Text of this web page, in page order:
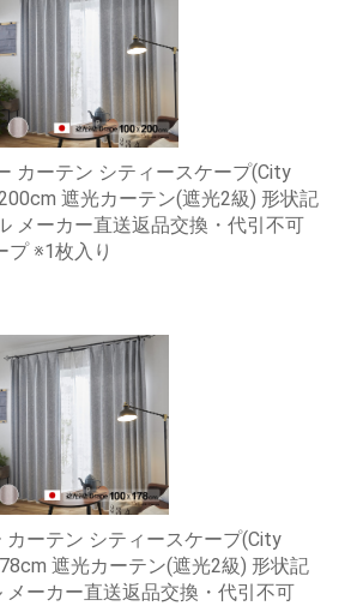
カーテン シティースケープ(City
遮光カーテン(遮光2級) 形状記
メーカー直送返品交換・代引不可
プ ※1枚入り
カーテン シティースケープ(City
遮光カーテン(遮光2級) 形状記
メーカー直送返品交換・代引不可